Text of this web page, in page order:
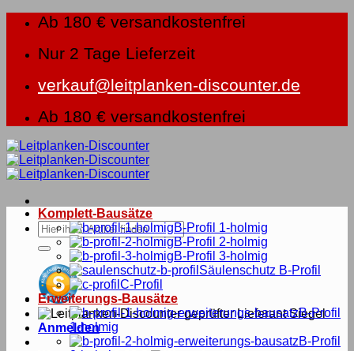
springen
Ab 180 € versandkostenfrei
Nur 2 Tage Lieferzeit
verkauf@leitplanken-discounter.de
Ab 180 € versandkostenfrei
Suche
nach:
Anmelden
Komplett-Bausätze
B-Profil 1-holmig
B-Profil 2-holmig
B-Profil 3-holmig
Säulenschutz B-Profil
C-Profil
Erweiterungs-Bausätze
B-Profil
1-holmig
B-Profil